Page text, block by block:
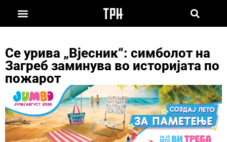
Се урива „Вјесник“: симболот на
Загреб заминува во историјата по
пожарот